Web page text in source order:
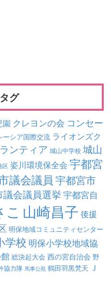
タグ
園 クレヨンの会 コンセー
ーシア国際交流 ライオンズク
ンティア 城山中学校 城山
区 姿川環境保全会 宇都宮
議会議員 宇都宮市
会議員選挙 宇都宮自
山崎昌子 後援
明保地域コミュニティセンター
学校 明保小学校地域協
総決起大会 西の宮自治会 野
協力隊 馬事公苑 鶴田羽黒梵天
Ｊ